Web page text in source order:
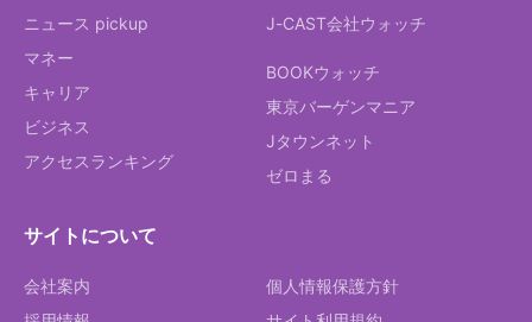
ニュース pickup
マネー
キャリア
ビジネス
アクセスランキング
J-CAST会社ウォッチ
BOOKウォッチ
東京バーゲンマニア
Jタウンネット
ゼロまる
サイトについて
会社案内
個人情報保護方針